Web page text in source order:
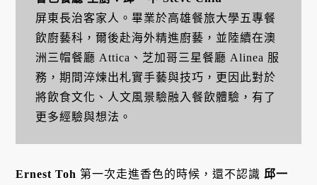
屏東長治客家人。畢業於高雄餐旅大學五專餐
飲廚藝科，爾後赴海外精進廚藝，並陸續在澳
洲三帽餐廳 Attica、芝加哥三星餐廳 Alinea 服
務，期間淬煉出札實手藝與技巧，更因此對於
將飲食文化、人文風景驗融入餐飲體驗，有了
更多經驗與想法。
Ernest Toh 第一次走進香色的時候，還不認識邱一